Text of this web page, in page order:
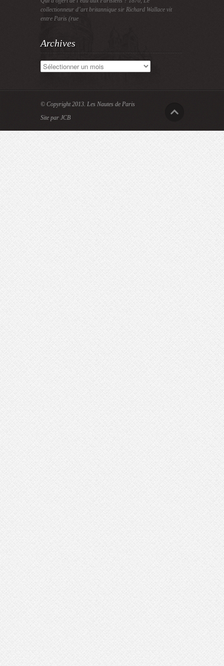
collectionneur d’art britannique sir Richard Wallace vit
entre Paris (rue
Archives
Archives
© Copyright 2013. Les Nautes de Paris
Site par JCB